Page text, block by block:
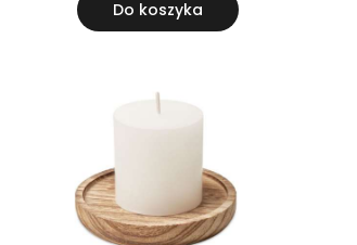
Do koszyka